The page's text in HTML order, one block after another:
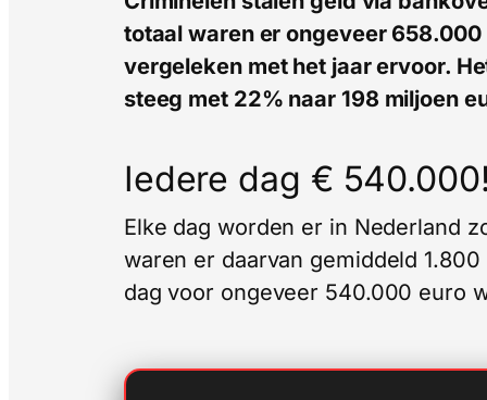
totaal waren er ongeveer
vergeleken met het jaar ervoor.
steeg met 22% naar 198 miljoen
Iedere dag €
Elke dag worden er in Nederland
waren er daarvan gemiddeld
dag voor ongeveer 540.000 euro